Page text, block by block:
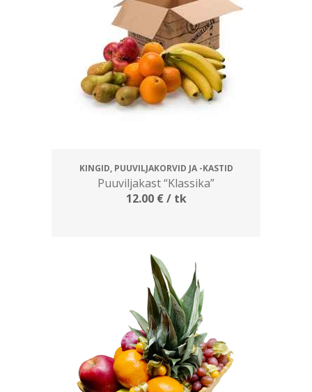
KINGID, PUUVILJAKORVID JA -KASTID
Puuviljakast “Klassika”
12.00 €/ tk